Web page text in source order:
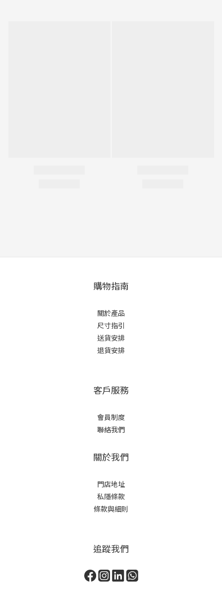
購物指南
關於產品
尺寸指引
送貨安排
退貨安排
客戶服務
會員制度
聯絡我們
關於我們
門店地址
私隱條款
條款與細則
追蹤我們